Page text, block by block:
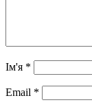
Ім'я *
Email *